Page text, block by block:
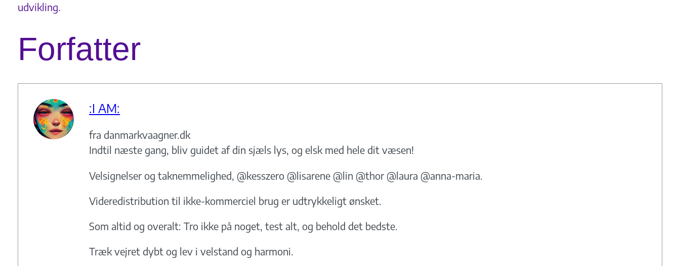
udvikling.
Forfatter
:I AM:
fra danmarkvaagner.dk
Indtil næste gang, bliv guidet af din sjæls lys, og elsk med hele dit væsen!
Velsignelser og taknemmelighed, @kesszero @lisarene @lin @thor @laura @anna-maria.
Videredistribution til ikke-kommerciel brug er udtrykkeligt ønsket.
Som altid og overalt: Tro ikke på noget, test alt, og behold det bedste.
Træk vejret dybt og lev i velstand og harmoni.